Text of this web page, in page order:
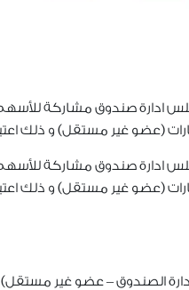
ادارة صندوق مشاركة
(عضو غير مستقل) و ذلك
ادارة صندوق مشاركة
(عضو غير مستقل) و ذلك
الصندوق – عضو غير مستقل)